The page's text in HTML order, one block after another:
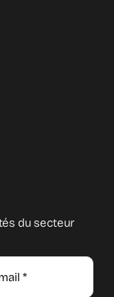
du secteur